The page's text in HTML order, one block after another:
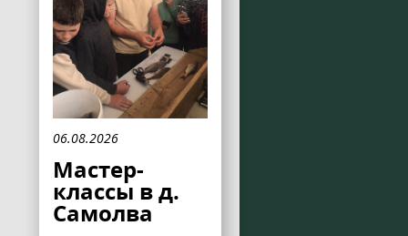
06.08.2026
Мастер-
классы в д.
Самолва